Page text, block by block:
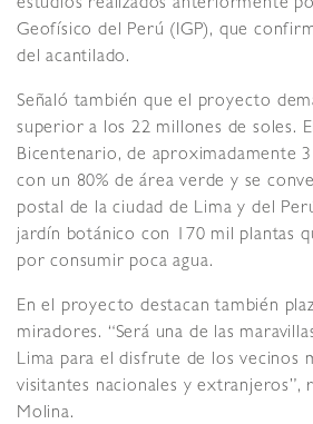
estudios realizados anteriormente
Geofísico del Perú (IGP), que
del acantilado.
Señaló también que el proyecto
superior a los 22 millones de soles.
Bicentenario, de aproximadamente
con un 80% de área verde y se
postal de la ciudad de Lima y del
jardín botánico con 170 mil plantas
por consumir poca agua.
En el proyecto destacan también
miradores. “Será una de las
Lima para el disfrute de los vecinos
visitantes nacionales y extranjeros”,
Molina.